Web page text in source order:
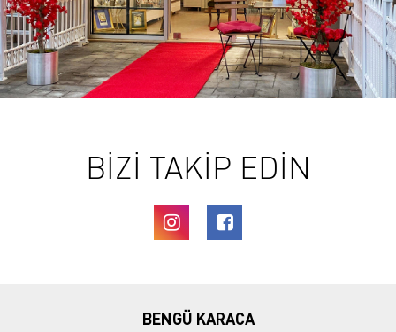
BİZİ TAKİP EDİN
BENGÜ KARACA